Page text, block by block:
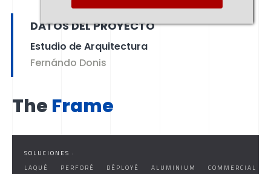
DATOS DEL PROYECTO
Estudio de Arquitectura
Fernándo Donis
The Frame
SOLUCIONES :
LAQUÉ
PERFORÉ DÉPLOYÉ ALUMINIUM COMMERCIAL